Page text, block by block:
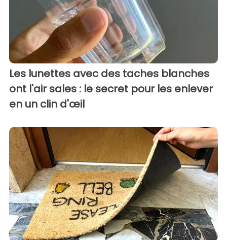
Les lunettes avec des taches blanches
ont l'air sales : le secret pour les enlever
en un clin d'œil